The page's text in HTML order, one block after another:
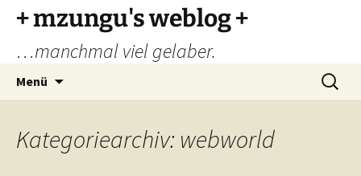
Zum
Inhalt
springen
+ mzungu's weblog +
…manchmal viel gelaber.
Menü
Suchen
nach:
Kategoriearchiv: webworld